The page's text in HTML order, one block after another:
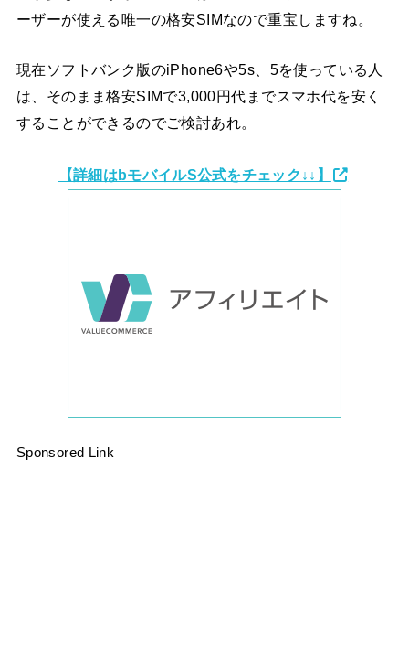
ーザーが使える唯一の格安SIMなので重宝しますね。
現在ソフトバンク版のiPhone6や5s、5を使っている人
は、そのまま格安SIMで3,000円代までスマホ代を安く
することができるのでご検討あれ。
【詳細はbモバイルS公式をチェック↓↓】
Sponsored Link